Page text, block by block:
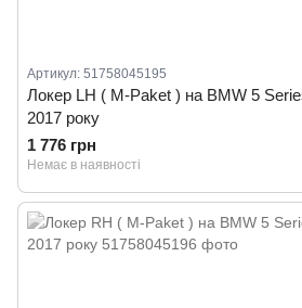
Артикул: 51758045195
Локер LH ( M-Paket ) на BMW 5
2017 року
1 776 грн
Немає в наявності